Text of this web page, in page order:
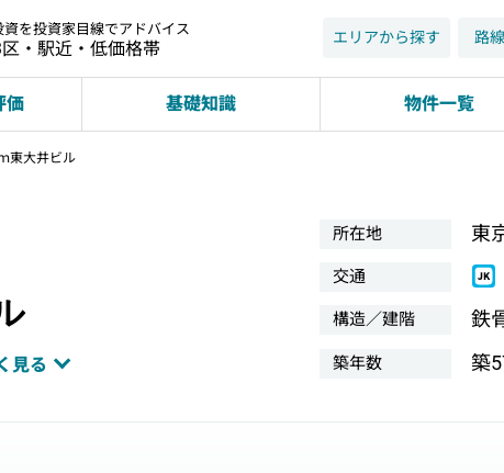
資を投資家目線でアドバイス
・駅近・低価格帯
エリアから探す 路
価 基礎知識 物件一覧
東大井ビル
見る
所在地 東
交通
構造／建階 鉄
築年数 築